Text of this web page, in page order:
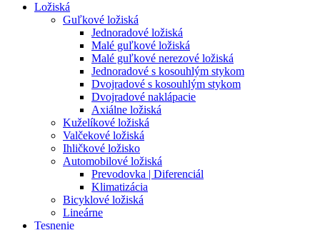
Ložiská
Guľkové ložiská
Jednoradové ložiská
Malé guľkové ložiská
Malé guľkové nerezové ložiská
Jednoradové s kosouhlým stykom
Dvojradové s kosouhlým stykom
Dvojradové naklápacie
Axiálne ložiská
Kuželíkové ložiská
Valčekové ložiská
Ihličkové ložisko
Automobilové ložiská
Prevodovka | Diferenciál
Klimatizácia
Bicyklové ložiská
Lineárne
Tesnenie